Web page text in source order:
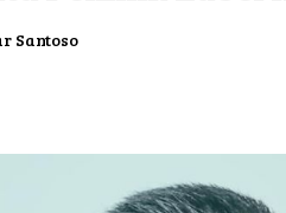
Santoso